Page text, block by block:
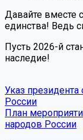
Давайте вместе
единства! Ведь
Пусть 2026-й
наследие!
Указ
России
План
народов России